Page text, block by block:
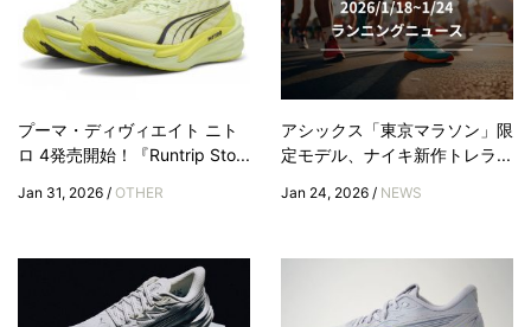
プーマ・ディヴィエイト ニト
ロ 4発売開始！『Runtrip Sto...
Jan 31, 2026 / OTHER
アシックス「東京マラソン」限
定モデル、ナイキ新作トレラ...
Jan 24, 2026 / NEWS